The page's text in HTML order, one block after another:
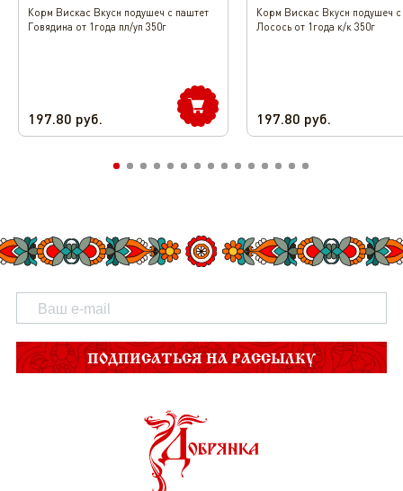
Корм Вискас Вкусн подушеч с паштет
Говядина от 1года пл/уп 350г
197.80 руб.
Корм Вискас Вкусн подушеч с
Лосось от 1года к/к 350г
197.80 руб.
ПОДПИСАТЬСЯ НА РАССЫЛКУ